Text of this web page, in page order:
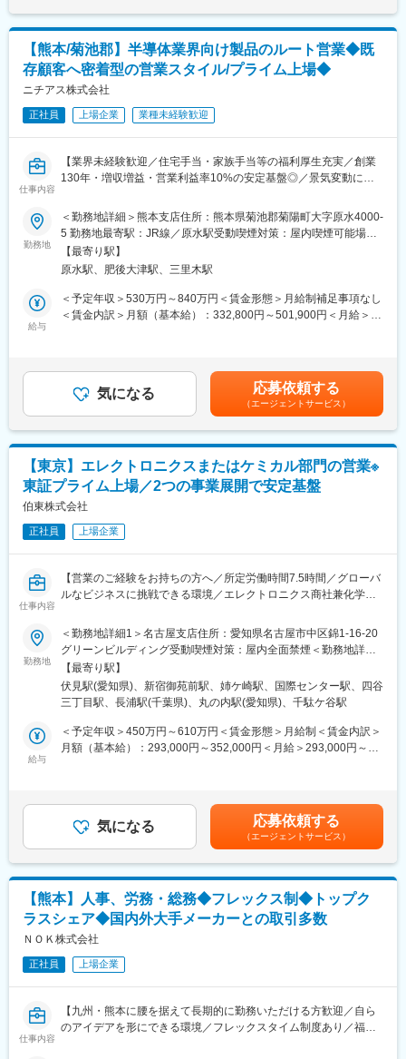
保全・設計を並行経験し設計主担当へ。将来は新設プラントや大
規模改造、海外案件にも関与し中核人材へ成長可能。
■こんな方におすすめ
・第二新卒として設計領域に挑戦したい方
・保全・施工経験を活かし上流工程へ進みたい方
・大規模プラントで専門性を高めたい方
住友化学は100年以上の歴史を持つ総合化学メーカー。機電系は
設計・建設・運用・保全を担い、社会基盤を支えます。※大分工場
が豊富です。
変更の範囲：会社の定める業務
効率向上に貢献します。
■働く環境と魅力
◎大分工場は、ライフサイエンスケミカルの中核拠点として農
薬・医薬・化成品を製造。
◎化学プラントの設計・保全スキルに加え、医薬プラント特有の
GMP対応スキルも習得できます。
◎スマートファクトリーやDXにも力を入れており、最新技術に触
れる機会も豊富です。
◎オーナーエンジニアとして企画～改良まで関われます
■働き方
・フレックスタイム制で柔軟に勤務可能
・安定した事業基盤で腰を据えて働ける
エンジニアとして各種業務を担当し、経験を積みながら、担当す
る業務の幅や責任の範囲を広げていただきます。
■こんな方におすすめ
・学生時代に学んだ、電気電子・制御工学・情報工学を現場で活
かしたい方
・大規模設備に関わり、社会を支える仕事にやりがいを感じる方
・教育体制の整った環境で長期的に専門性を高めたい方
■企業魅力
1913年創業の総合化学メーカー。世界規模で事業を展開し、化学
す。
【熊本/菊池郡】半導体業界向け製品のルート営業◆既
存顧客へ密着型の営業スタイル/プライム上場◆
ニチアス株式会社
正社員 上場企業 業種未経験歓迎
仕事内容
【業界未経験歓迎／住宅手当・家族手当等の福利厚生充実／創業
130年・増収増益・営業利益率10%の安定基盤◎／景気変動に強
■業務概要：
高機能製品事業本部にて、半導体関連メーカー向けの営業をお任
せします。既存顧客を中心に、案件獲得・顧客ニーズのヒアリン
グ～社内各部門への連携・調整業務などをお任せします。
■業務詳細：
※他エリアに比べ担当する企業数は少なく、特定企業に密着し深耕
する営業です。1社の中の様々な部門の方と関係構築・コミュニケ
案件の獲得→社内へ持ち帰り設計・開発チームと調整→（お客様
と複数回調整）→注文の獲得→量産開始→納期調整→出荷
〈取扱製品〉
ふっ素樹脂製品、ゴム製品、断熱材など
〈取引先〉
半導体関連メーカー（大手のお客さまをメインに、課のメンバー
で協力しながら顧客密着型営業を行っています）
配属となる営業一課は4名体制となっており、50代課長と20代～
30代のメンバー3名で構成されております。九州営業部には異業
界から中途採用でご入社された方もおり、新規入社者へのサポー
ト体制もございますので、安心してご入社いただけます。
まずは社内資料を使って当社製品や業界知識、受発注の流れなど
についてご説明します。その後、先輩営業との同行やOJTを通じ
同社は規格品の供給のみでなく、お客様のニーズに合わせた材料
選定～製品開発を行う形で一品一様の製品を供給しております。
営業職はお客様と社内を繋ぐ窓口として、お客様ニーズの引き出
しや社内の技術部門等との調整を行うため、同社のものづくりの
入口部分で欠かせない役割を担っております。
変更の範囲：会社の定める業務
勤務地
＜勤務地詳細＞熊本支店住所：熊本県菊池郡菊陽町大字原水4000-
5 勤務地最寄駅：JR線／原水駅受動喫煙対策：屋内喫煙可能場所
あり変更の範囲：会社の定める事業所
【最寄り駅】
原水駅、肥後大津駅、三里木駅
給与
＜予定年収＞530万円～840万円＜賃金形態＞月給制補足事項なし
＜賃金内訳＞月額（基本給）：332,800円～501,900円＜月給＞
気になる 応募依頼する
（エージェントサービス）
【東京】エレクトロニクスまたはケミカル部門の営業※
東証プライム上場／2つの事業展開で安定基盤
伯東株式会社
正社員 上場企業
仕事内容
【営業のご経験をお持ちの方へ／所定労働時間7.5時間／グローバ
ルなビジネスに挑戦できる環境／エレクトロニクス商社兼化学メ
■業務概要：
総合職として、当社の営業をお任せいたします。適性・ご希望に
応じて、配属先の事業部のご案内をいたします。業務の詳細につ
きましては、面接にてお伝えいたします。
■教育・研修：
社内の技術研修をはじめ、メーカーによるトレーニングなど最低
■伯東の強み：
「技術のわかる営業」として、顧客と仕入先間の技術コーディネ
開発しているメーカーなどを担当するので、新製品開発を行う国
内優良メーカーの技術者に対し高度な提案をします。
◎幅広い商材を活かしたクロスセル提案を通じて、お客様の課題
解決や満足度向上に貢献できるほか、半導体ビジネス全体をコー
ディネートするやりがいも実感できます。
◎顧客のニーズに合わせて開発を行うため、技術提案性の?い営業
職です。1つの提案が長期間に渡ることもあり、顧客との密度が濃
く、信頼関係を築きながら行う営業です。
変更の範囲：会社の定める業務
勤務地
＜勤務地詳細1＞名古屋支店住所：愛知県名古屋市中区錦1-16-20
グリーンビルディング受動喫煙対策：屋内全面禁煙＜勤務地詳細2
＞本社住所：東京都新宿区新宿1-1-13 勤務地最寄駅：東京メトロ
丸ノ内線／新宿御苑前駅受動喫煙対策：屋内全面禁煙＜勤務地詳
細3＞千葉営業所住所：千葉県市原市椎津1082-3 受動喫煙対策：
【最寄り駅】
伏見駅(愛知県)、新宿御苑前駅、姉ケ崎駅、国際センター駅、四谷
三丁目駅、長浦駅(千葉県)、丸の内駅(愛知県)、千駄ケ谷駅
給与
＜予定年収＞450万円～610万円＜賃金形態＞月給制＜賃金内訳＞
月額（基本給）：293,000円～352,000円＜月給＞293,000円～
(月額)は固定手当を含めた表記です。
気になる 応募依頼する
（エージェントサービス）
【熊本】人事、労務・総務◆フレックス制◆トップク
ラスシェア◆国内外大手メーカーとの取引多数
ＮＯＫ株式会社
正社員 上場企業
仕事内容
【九州・熊本に腰を据えて長期的に勤務いただける方歓迎／自ら
のアイデアを形にできる環境／フレックスタイム制度あり／福利